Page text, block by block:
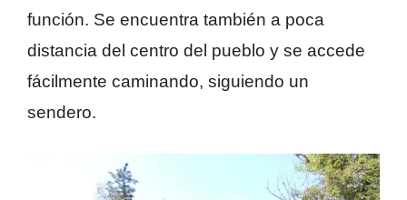
función. Se encuentra también a poca
distancia del centro del pueblo y se accede
fácilmente caminando, siguiendo un
sendero.